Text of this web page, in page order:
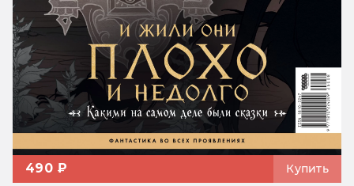
490 ₽ Купить